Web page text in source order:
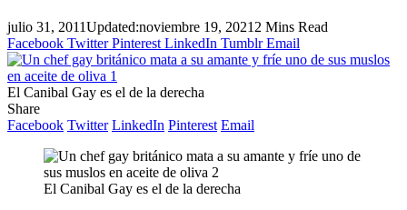
julio 31, 2011Updated:noviembre 19, 2021 2 Mins Read
Facebook Twitter Pinterest LinkedIn Tumblr Email
El Canibal Gay es el de la derecha
Share
Facebook Twitter LinkedIn Pinterest Email
El Canibal Gay es el de la derecha